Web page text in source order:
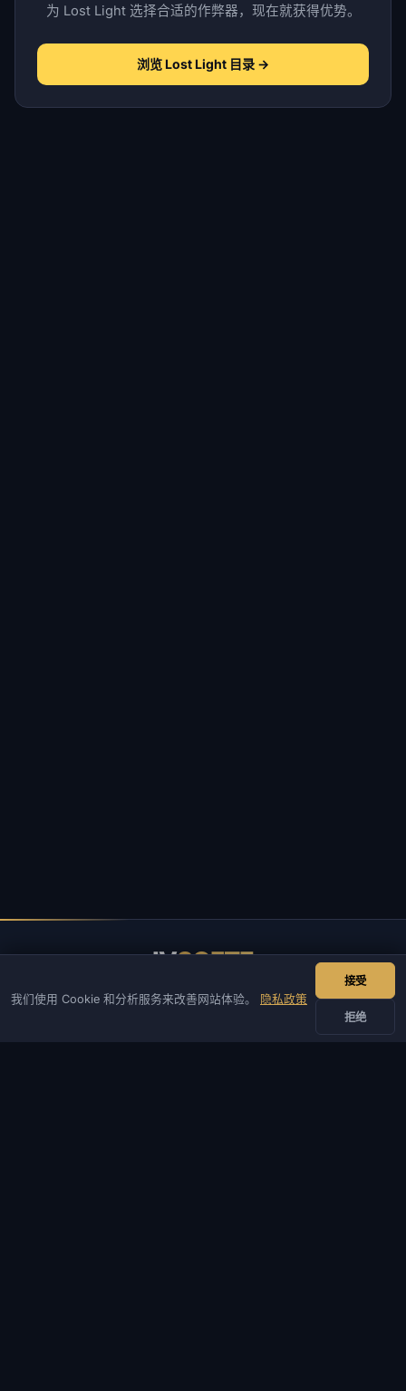
为 Lost Light 选择合适的作弊器，现在就获得优势。
浏览 Lost Light 目录 →
IVSOFTE
IVSOFTE — 软件商店。我们提供软件安装和启动服务。
我们使用 Cookie 和分析服务来改善网站体验。 隐私政策
接受
拒绝